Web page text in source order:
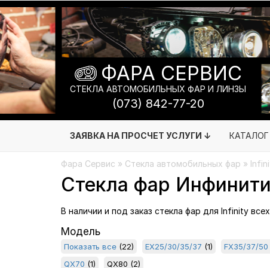
Фара Сервис » Стекла автомобильных фар »
Стекла фар
В наличии и под заказ стекла фар для Infinity
Модель
Показать все (22) EX25/30/35/37 (1) FX35/37/50
QX70 (1) QX80 (2)
ФАРА СЕРВИС
СТЕКЛА АВТОМОБИЛЬНЫХ ФАР И ЛИНЗЫ
(073) 842-77-20
ЗАЯВКА НА ПРОСЧЕТ УСЛУГИ ↓ КАТАЛОГ